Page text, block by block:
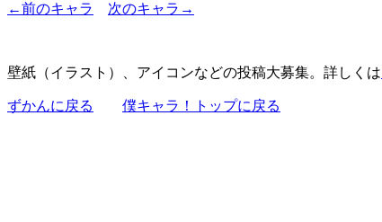
←前のキャラ 次のキャラ→
壁紙（イラスト）、アイコンなどの投稿大募集。詳しくは
ずかんに戻る 僕キャラ！トップに戻る